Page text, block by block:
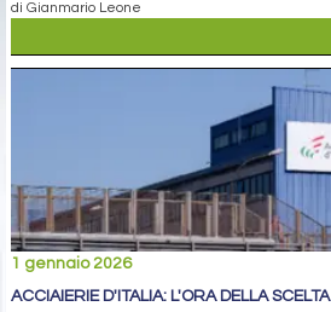
di Gianmario Leone
1 gennaio 2026
ACCIAIERIE D'ITALIA: L'ORA DELLA SCELTA